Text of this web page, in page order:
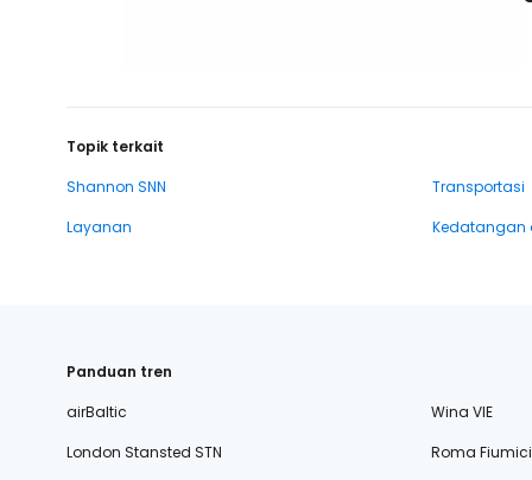
Topik terkait
Shannon SNN
Transportasi
Layanan
Kedatangan
Panduan tren
airBaltic
Wina VIE
London Stansted STN
Roma